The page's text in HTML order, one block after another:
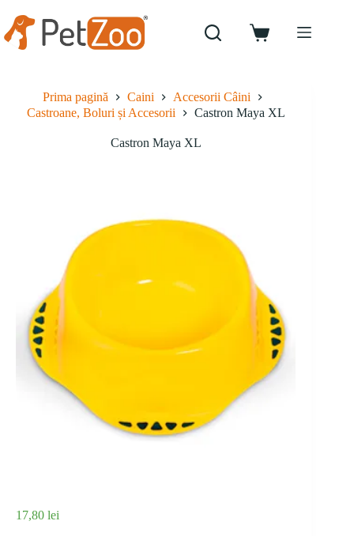
conținut
Coș
Prima pagină Caini
Accesorii Câini
Castroane, Boluri și Accesorii
Castron Maya XL
Castron Maya XL
17,80 lei